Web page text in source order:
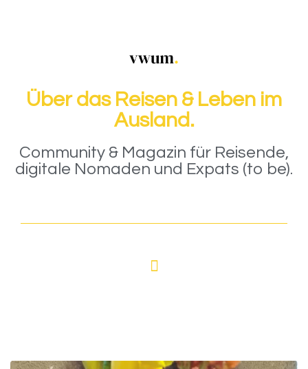
Über das Reisen & Leben im
Ausland.
Community & Magazin für Reisende,
digitale Nomaden und Expats (to be).